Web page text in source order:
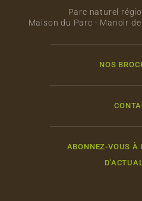
Parc naturel
Maison du Parc - Manoir
NOS
ABONNEZ-VOUS À